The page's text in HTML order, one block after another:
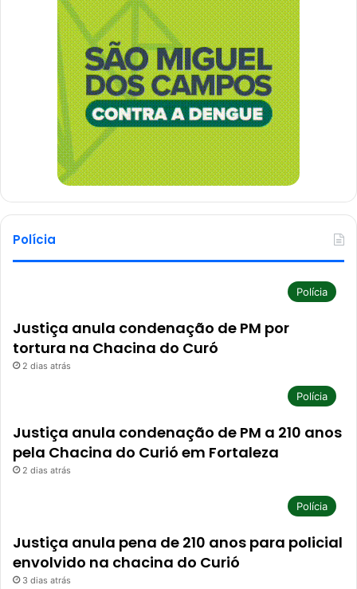
Polícia
Polícia
Justiça anula condenação de PM por
tortura na Chacina do Curó
2 dias atrás
Polícia
Justiça anula condenação de PM a 210 anos
pela Chacina do Curió em Fortaleza
2 dias atrás
Polícia
Justiça anula pena de 210 anos para policial
envolvido na chacina do Curió
3 dias atrás